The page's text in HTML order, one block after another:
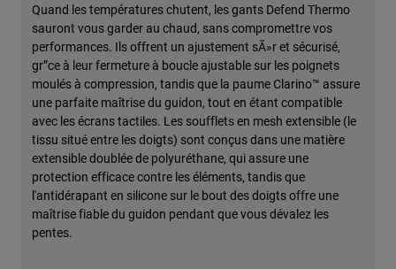
Quand les températures chutent, les gants Defend Thermo
sauront vous garder au chaud, sans compromettre vos
performances. Ils offrent un ajustement sÃ»r et sécurisé,
gr”ce à leur fermeture à boucle ajustable sur les poignets
moulés à compression, tandis que la paume Clarino™ assure
une parfaite maîtrise du guidon, tout en étant compatible
avec les écrans tactiles. Les soufflets en mesh extensible (le
tissu situé entre les doigts) sont conçus dans une matière
extensible doublée de polyuréthane, qui assure une
protection efficace contre les éléments, tandis que
l'antidérapant en silicone sur le bout des doigts offre une
maîtrise fiable du guidon pendant que vous dévalez les
pentes.